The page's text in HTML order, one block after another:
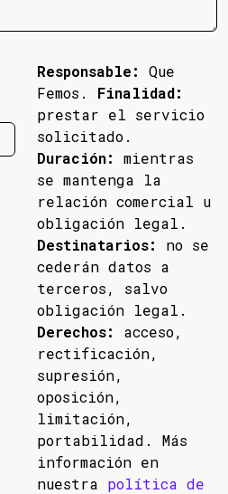
Responsable:
Que
Femos. Finalidad:
prestar el servicio
solicitado.
Duración:
mientras
se mantenga la
relación comercial u
obligación legal.
Destinatarios:
no se
cederán datos a
terceros, salvo
obligación legal.
Derechos:
acceso,
rectificación,
supresión,
oposición,
limitación,
portabilidad. Más
información en
nuestra política de